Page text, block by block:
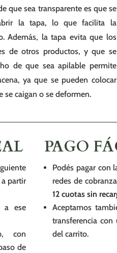
que sea transparente es que se
la tapa, lo que facilita la
Además, la tapa evita que los
de otros productos, y que se
de que sea apilable permite
ya que se pueden colocar
se caigan o se deformen.
partir
a ese
con
de
PAGO
Podés pagar con
redes de
12 cuotas sin
Aceptamos
transferencia
del carrito.